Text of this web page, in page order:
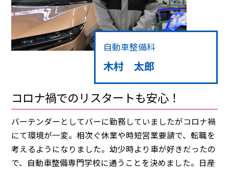
自動車整備科
木村 太郎
コロナ禍でのリスタートも安心！
バーテンダーとしてバーに勤務していましたがコロナ禍
にて環境が一変。相次ぐ休業や時短営業要請で、転職を
考えるようになりました。幼少時より車が好きだったの
で、自動車整備専門学校に通うことを決めました。日産